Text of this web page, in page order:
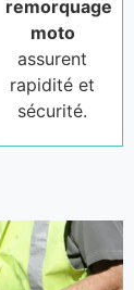
remorquage
moto
assurent
rapidité et
sécurité.